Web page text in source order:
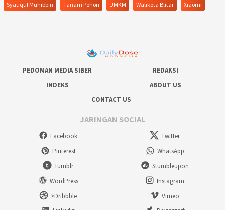
Syauqul Muhibbin Tanam Pohon UMKM Walikota Blitar Xiaomi
PEDOMAN MEDIA SIBER
REDAKSI
INDEKS
ABOUT US
CONTACT US
JARINGAN SOCIAL
Facebook
Twitter
Pinterest
WhatsApp
Tumblr
Stumbleupon
WordPress
Instagram
>Dribbble
Vimeo